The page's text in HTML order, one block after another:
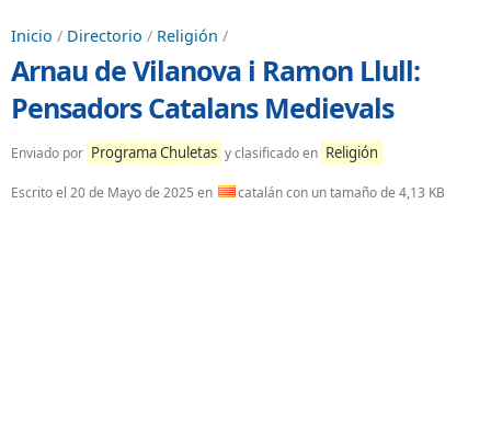
Inicio / Directorio / Religión /
Arnau de Vilanova i Ramon Llull:
Pensadors Catalans Medievals
Enviado por Programa Chuletas y clasificado en Religión
Escrito el 20 de Mayo de 2025 en catalán con un tamaño de 4,13 KB